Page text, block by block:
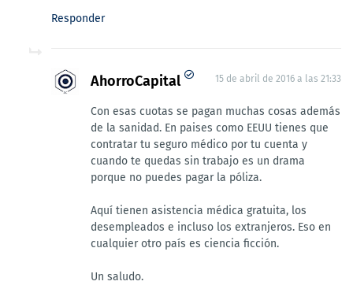
Responder
AhorroCapital 15 de abril de 2016 a las 21:33
Con esas cuotas se pagan muchas cosas además
de la sanidad. En paises como EEUU tienes que
contratar tu seguro médico por tu cuenta y
cuando te quedas sin trabajo es un drama
porque no puedes pagar la póliza.
Aquí tienen asistencia médica gratuita, los
desempleados e incluso los extranjeros. Eso en
cualquier otro país es ciencia ficción.
Un saludo.